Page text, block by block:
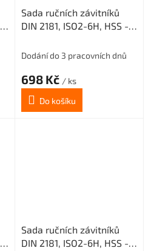
Sada ručních závitníků
DIN 2181, ISO2-6H, HSS -
M8x0,75 /0300/
Dodání do 3 pracovních dnů
698 Kč / ks
Do košíku
Sada ručních závitníků
DIN 2181, ISO2-6H, HSS -